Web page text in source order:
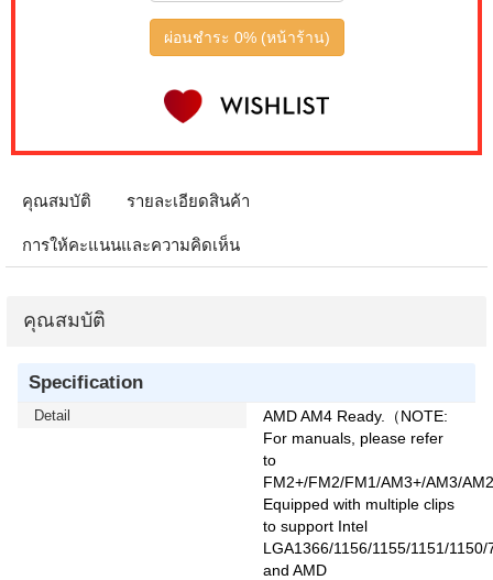
ผ่อนชำระ 0% (หน้าร้าน)
คุณสมบัติ รายละเอียดสินค้า
การให้คะแนนและความคิดเห็น
คุณสมบัติ
Specification
Detail
AMD AM4 Ready.（NOTE:
For manuals, please refer
to
FM2+/FM2/FM1/AM3+/AM3/
Equipped with multiple clips
to support Intel
LGA1366/1156/1155/1151/1150/
and AMD